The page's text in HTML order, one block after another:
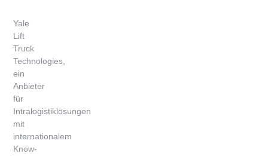
Yale
Lift
Truck
Technologies,
ein
Anbieter
für
Intralogistiklösungen
mit
internationalem
Know-